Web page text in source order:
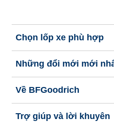
Chọn lốp xe phù hợp
Những đổi mới mới
Về BFGoodrich
Trợ giúp và lời khuyên